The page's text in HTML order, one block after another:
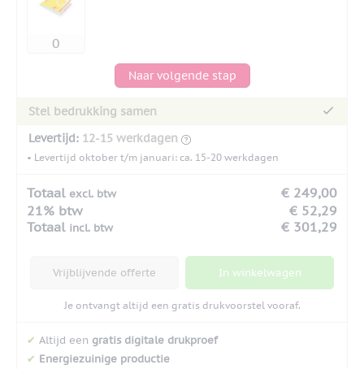
Naar volgende stap
Stel bedrukking samen
Levertijd: 12-15 werkdagen
• Levertijd oktober t/m januari: ca. 15-20 werkdagen
Totaal excl. btw
€ 249,00
21% btw
€ 52,29
Totaal incl. btw € 301,29
Vrijblijvende offerte In winkelwagen
Je ontvangt altijd een gratis drukvoorstel vooraf.
✔ Altijd een gratis digitale drukproef
✔ Energiezuinige productie